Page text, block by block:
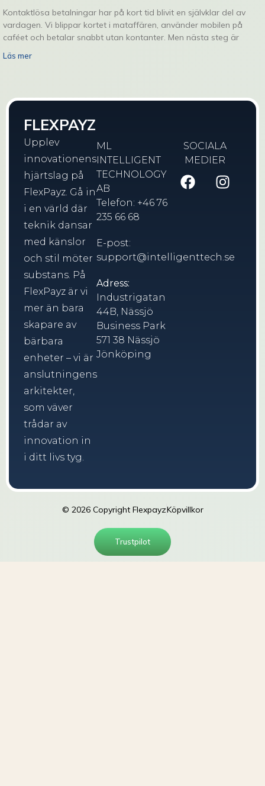
Kontaktlösa betalningar har på kort tid blivit en självklar del av
vardagen. Vi blippar kortet i mataffären, använder mobilen på
caféet och betalar snabbt utan kontanter. Men nästa steg är
Läs mer
FLEXPAYZ
Upplev
innovationens
hjärtslag på
FlexPayz. Gå in
i en värld där
teknik dansar
med känslor
och stil möter
substans. På
FlexPayz är vi
mer än bara
skapare av
bärbara
enheter – vi är
anslutningens
arkitekter,
som väver
trådar av
innovation in
i ditt livs tyg.
ML
INTELLIGENT
TECHNOLOGY
AB
Telefon: +46 76
235 66 68
E-post:
support@intelligenttech.se
Adress:
Industrigatan
44B, Nässjö
Business Park
571 38 Nässjö
Jönköping
SOCIALA
MEDIER
© 2026 Copyright FlexpayzKöpvillkor
Trustpilot